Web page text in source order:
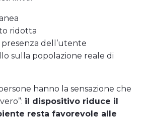
ridotta
dell’utente
sulla popolazione reale di
hanno la sensazione che
il dispositivo riduce il
resta favorevole alle